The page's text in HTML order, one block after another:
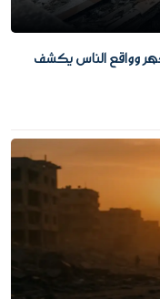
وواقع الناس يكشف